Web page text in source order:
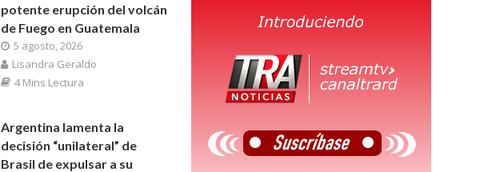
potente erupción del volcán
de Fuego en Guatemala
5 agosto, 2026
Lisandra Geraldo
4 Mins Lectura
Argentina lamenta la
decisión “unilateral” de
Brasil de expulsar a su